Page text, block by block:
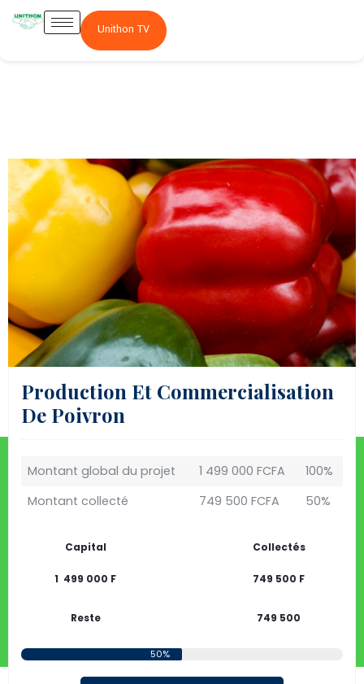
Unithon TV
Production Et Commercialisation
De Poivron
Montant global du projet 1 499 000 FCFA
100%
Montant collecté
749 500 FCFA 50%
Capital
1 499 000 F
Collectés
749 500 F
Reste 749 500
50%